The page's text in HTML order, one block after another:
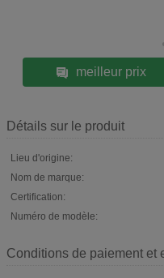
meilleur prix
Détails sur le produit
Lieu d'origine:
Nom de marque:
Certification:
Numéro de modèle:
Conditions de paiement et